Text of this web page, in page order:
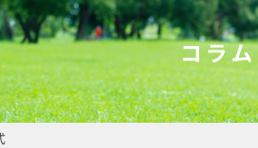
コラム